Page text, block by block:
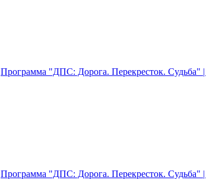
Программа "ДПС: Дорога. Перекресток. Судьба" |
Программа "ДПС: Дорога. Перекресток. Судьба" |